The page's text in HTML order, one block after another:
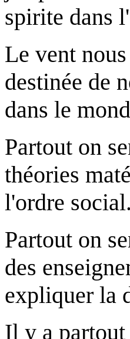
spirite dans
Le vent
destinée de
dans le
Partout on
théories
l'ordre social.
Partout on
des
expliquer la
Il y a partout